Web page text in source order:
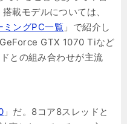
載モデルについては、
ングPC一覧 」で紹介し
GTX 1070 Tiなど
との組み合わせが主流
」だ。8コア8スレッドと